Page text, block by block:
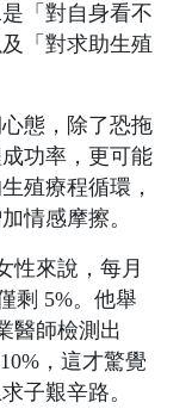
「對自身看不
「對求助生殖
態，除了恐拖
功率，更可能
殖療程循環，
情感摩擦。
性來說，每月
剩 5%。他舉
醫師檢測出
，這才驚覺
子艱辛路。